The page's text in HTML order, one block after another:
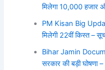
मिलेगा 10,000 हजार
PM Kisan Big
मिलेगी 22वीं किस्त –
Bihar Jamin
सरकार की बड़ी घोषणा